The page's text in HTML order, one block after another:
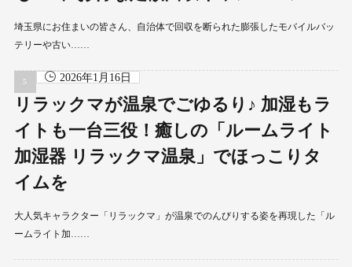
埼玉県にお住まいの皆さん、自治体で回収を断られた膨張したモバイルバッ
テリーや古い……
2026年1月16日
リラックマが温泉でごゆるり♪ 加湿もラ
イトも一台三役！癒しの「ルームライト
加湿器 リラックマ温泉」でほっこりタ
イムを
大人気キャラクター「リラックマ」が温泉でのんびりする姿を再現した「ル
ームライト加……